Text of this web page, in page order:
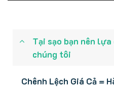
Tại sạo bạn nên lựa
chúng tôi
Chênh Lệch Giá Cả =